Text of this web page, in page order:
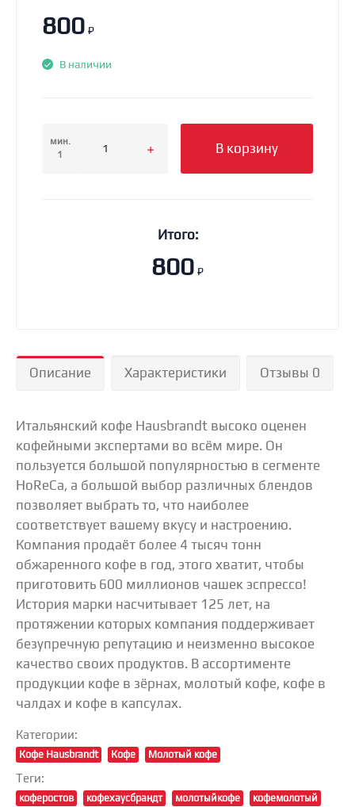
800 ₽
В наличии
мин.
1
В корзину
Итого:
800 ₽
Описание Характеристики Отзывы 0
Итальянский кофе Hausbrandt высоко оценен
кофейными экспертами во всём мире. Он
пользуется большой популярностью в сегменте
HoReCa, а большой выбор различных блендов
позволяет выбрать то, что наиболее
соответствует вашему вкусу и настроению.
Компания продаёт более 4 тысяч тонн
обжаренного кофе в год, этого хватит, чтобы
приготовить 600 миллионов чашек эспрессо!
История марки насчитывает 125 лет, на
протяжении которых компания поддерживает
безупречную репутацию и неизменно высокое
качество своих продуктов. В ассортименте
продукции кофе в зёрнах, молотый кофе, кофе в
чалдах и кофе в капсулах.
Категории:
Кофе Hausbrandt Кофе Молотый кофе
Теги:
коферостов кофехаусбрандт молотыйкофе кофемолотый